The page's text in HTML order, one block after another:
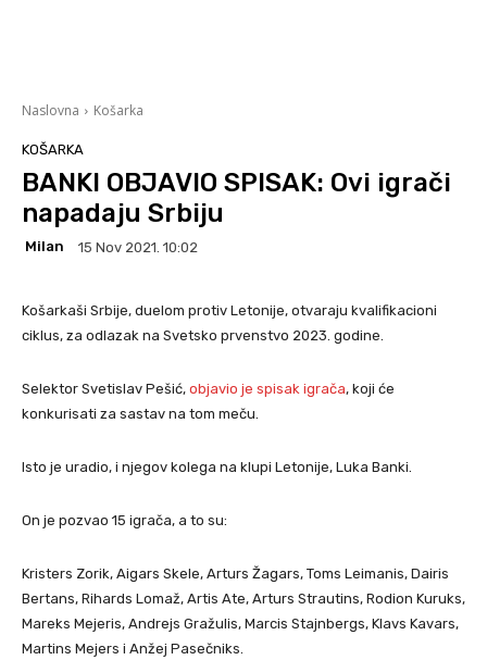
Naslovna Košarka
KOŠARKA
BANKI OBJAVIO SPISAK: Ovi igrači
napadaju Srbiju
Milan 15 Nov 2021. 10:02
Košarkaši Srbije, duelom protiv Letonije, otvaraju kvalifikacioni
ciklus, za odlazak na Svetsko prvenstvo 2023. godine.
Selektor Svetislav Pešić, objavio je spisak igrača, koji će
konkurisati za sastav na tom meču.
Isto je uradio, i njegov kolega na klupi Letonije, Luka Banki.
On je pozvao 15 igrača, a to su:
Kristers Zorik, Aigars Skele, Arturs Žagars, Toms Leimanis, Dairis
Bertans, Rihards Lomaž, Artis Ate, Arturs Strautins, Rodion Kuruks,
Mareks Mejeris, Andrejs Gražulis, Marcis Stajnbergs, Klavs Kavars,
Martins Mejers i Anžej Pasečniks.